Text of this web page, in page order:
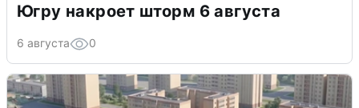
Югру накроет шторм 6 августа
6 августа 0